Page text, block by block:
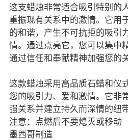
这支蜡烛非常适合吸引特别的
重振现有关系中的激情。它用
的和谐，产生不可抗拒的吸引
情。通过点亮它，您可以集中
通过信任和奉献精神加强您的关
这款蜡烛采用高品质石蜡和仪
您的吸引力、爱和激情。它非
强关系并建立持久而深情的纽带
注意：点燃后不要熄灭或移动
墨西哥制造